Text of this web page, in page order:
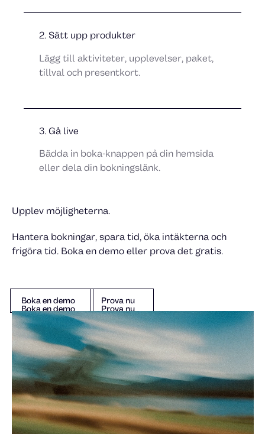
2. Sätt upp produkter
Lägg till aktiviteter, upplevelser, paket,
tillval och presentkort.
3. Gå live
Bädda in boka-knappen på din hemsida
eller dela din bokningslänk.
Upplev möjligheterna.
Hantera bokningar, spara tid, öka intäkterna och
frigöra tid. Boka en demo eller prova det gratis.
Boka en demo
Boka en demo
Boka en demo
Prova nu
Prova nu
Prova nu